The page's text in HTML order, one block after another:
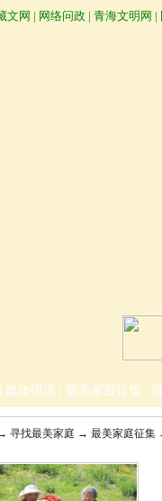
文网 | 网络问政 | 青海文明网 |
媒体报道 最美家庭征集
寻找最美家庭 → 最美家庭征集